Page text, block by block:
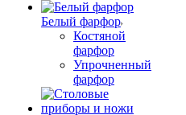
Белый фарфор
Костяной
фарфор
Упрочненный
фарфор